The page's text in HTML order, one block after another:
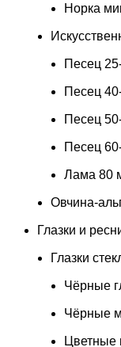
Норка
Песец
Песец
Песец
Песец
Лама 80
Овчина-
Глазки и
Глазки
Чёрные
Чёрные
Цветные